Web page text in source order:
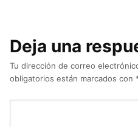
Deja una
Tu dirección de correo
obligatorios están marcados con